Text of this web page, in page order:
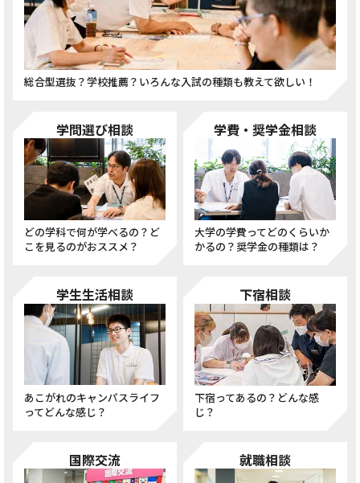
総合型選抜？学校推薦？いろんな入試の種類も教えて欲しい！
学問選び相談
どの学科で何が学べるの？ど
こを見るのがおススメ？
学費・奨学金相談
大学の学費ってどのくらいか
かるの？奨学金の種類は？
学生生活相談
あこがれのキャンパスライフ
ってどんな感じ？
下宿相談
下宿ってあるの？どんな感
じ？
国際交流 就職相談